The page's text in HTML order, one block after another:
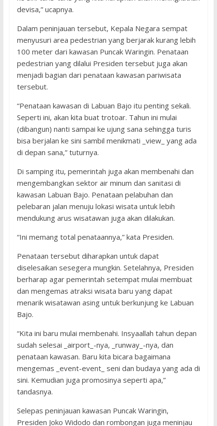
devisa,” ucapnya.
Dalam peninjauan tersebut, Kepala Negara sempat
menyusuri area pedestrian yang berjarak kurang lebih
100 meter dari kawasan Puncak Waringin. Penataan
pedestrian yang dilalui Presiden tersebut juga akan
menjadi bagian dari penataan kawasan pariwisata
tersebut.
“Penataan kawasan di Labuan Bajo itu penting sekali.
Seperti ini, akan kita buat trotoar. Tahun ini mulai
(dibangun) nanti sampai ke ujung sana sehingga turis
bisa berjalan ke sini sambil menikmati _view_ yang ada
di depan sana,” tuturnya.
Di samping itu, pemerintah juga akan membenahi dan
mengembangkan sektor air minum dan sanitasi di
kawasan Labuan Bajo. Penataan pelabuhan dan
pelebaran jalan menuju lokasi wisata untuk lebih
mendukung arus wisatawan juga akan dilakukan.
“Ini memang total penataannya,” kata Presiden.
Penataan tersebut diharapkan untuk dapat
diselesaikan sesegera mungkin. Setelahnya, Presiden
berharap agar pemerintah setempat mulai membuat
dan mengemas atraksi wisata baru yang dapat
menarik wisatawan asing untuk berkunjung ke Labuan
Bajo.
“Kita ini baru mulai membenahi. Insyaallah tahun depan
sudah selesai _airport_-nya, _runway_-nya, dan
penataan kawasan. Baru kita bicara bagaimana
mengemas _event-event_ seni dan budaya yang ada di
sini. Kemudian juga promosinya seperti apa,”
tandasnya.
Selepas peninjauan kawasan Puncak Waringin,
Presiden Joko Widodo dan rombongan juga meninjau